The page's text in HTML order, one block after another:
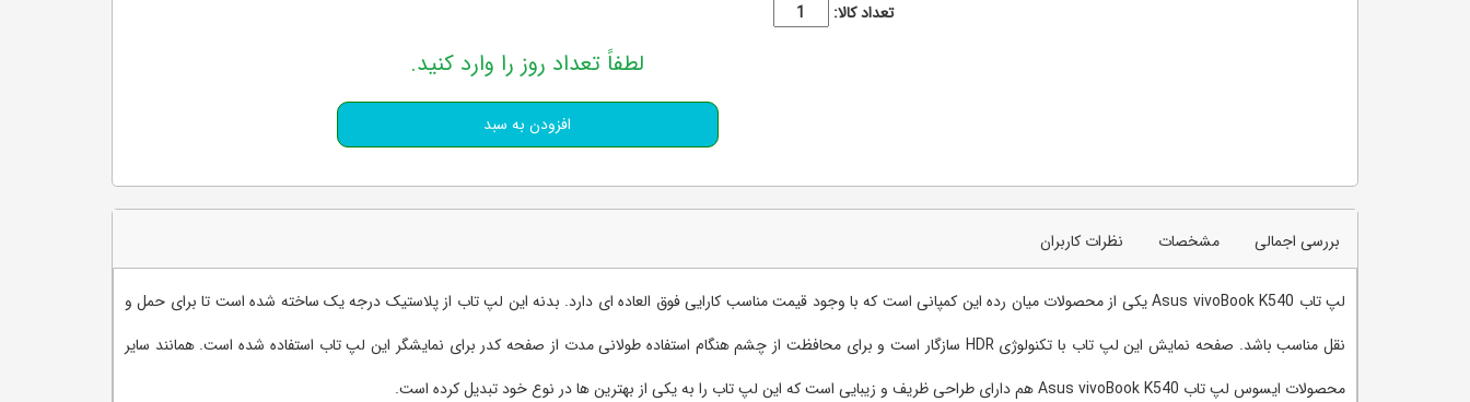
تعداد کالا:
لطفاً تعداد روز را وارد کنید.
بررسی اجمالی مشخصات نظرات کاربران
لپ تاب Asus vivoBook K540 یکی از محصولات میان رده این کمپانی است که با وجود قیمت مناسب کارایی فوق العاده ای دارد. بدنه این لپ تاب از پلاستیک درجه یک ساخته شده است تا برای حمل و
نقل مناسب باشد. صفحه نمایش این لپ تاب با تکنولوژی HDR سازگار است و برای محافظت از چشم هنگام استفاده طولانی مدت از صفحه کدر برای نمایشگر این لپ تاب استفاده شده است. همانند سایر
محصولات ایسوس لپ تاب Asus vivoBook K540 هم دارای طراحی ظریف و زیبایی است که این لپ تاب را به یکی از بهترین ها در نوع خود تبدیل کرده است.